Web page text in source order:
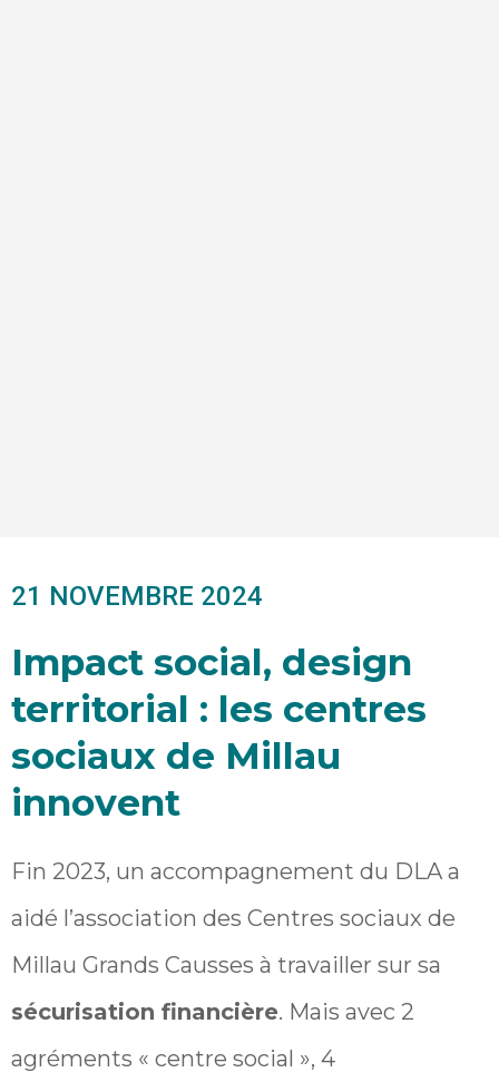
21 NOVEMBRE 2024
Impact social, design
territorial : les centres
sociaux de Millau
innovent
Fin 2023, un accompagnement du DLA a
aidé l’association des Centres sociaux de
Millau Grands Causses à travailler sur sa
sécurisation financière. Mais avec 2
agréments « centre social », 4